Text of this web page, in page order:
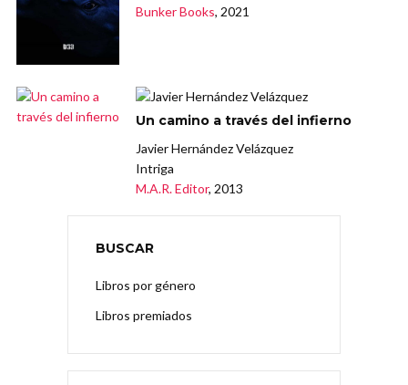
Bunker Books, 2021
Un camino a través del infierno
Javier Hernández Velázquez
Intriga
M.A.R. Editor, 2013
BUSCAR
Libros por género
Libros premiados